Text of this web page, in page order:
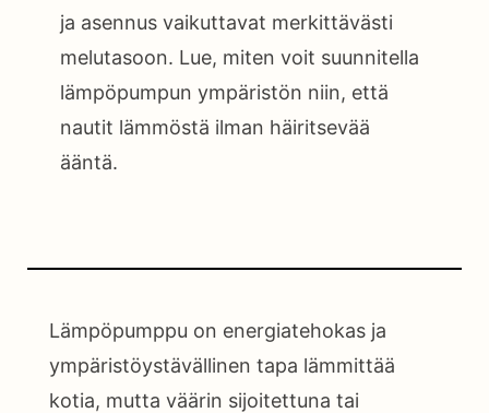
ja asennus vaikuttavat merkittävästi
melutasoon. Lue, miten voit suunnitella
lämpöpumpun ympäristön niin, että
nautit lämmöstä ilman häiritsevää
ääntä.
Lämpöpumppu on energiatehokas ja
ympäristöystävällinen tapa lämmittää
kotia, mutta väärin sijoitettuna tai